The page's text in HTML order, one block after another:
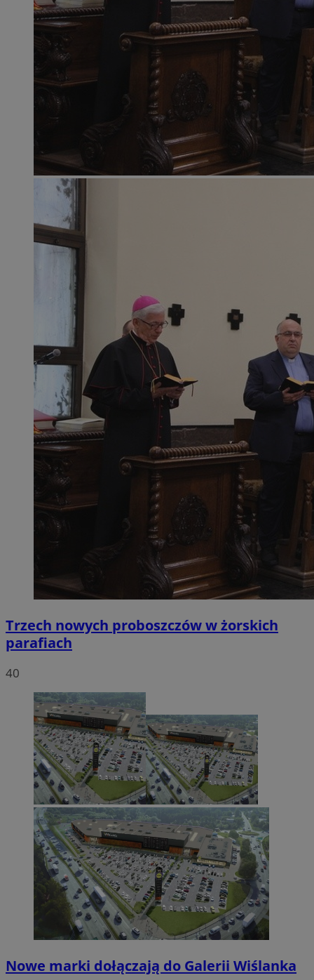
Trzech nowych proboszczów w żorskich
parafiach
40
Nowe marki dołączają do Galerii Wiślanka